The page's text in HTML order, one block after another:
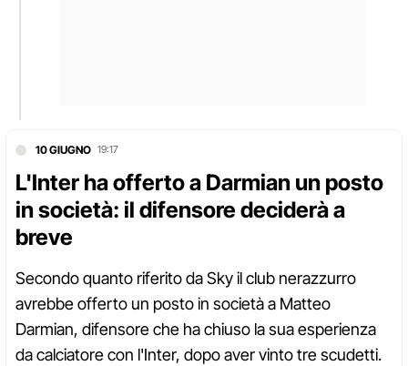
10 GIUGNO 19:17
L'Inter ha offerto a Darmian un posto
in società: il difensore deciderà a
breve
Secondo quanto riferito da Sky il club nerazzurro
avrebbe offerto un posto in società a Matteo
Darmian, difensore che ha chiuso la sua esperienza
da calciatore con l'Inter, dopo aver vinto tre scudetti.